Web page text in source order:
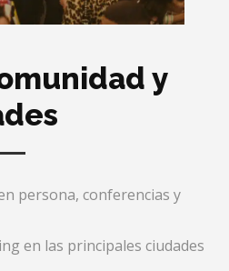
y
persona, conferencias y
en las principales ciudades